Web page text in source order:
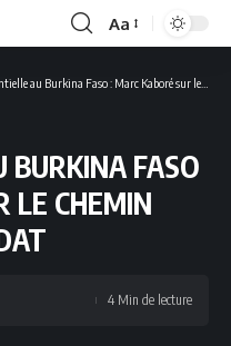
Font
Aa
au Burkina Faso : Marc Kaboré sur le chemin d’un second mandat
BURKINA FASO
LE CHEMIN
4 Min de lecture